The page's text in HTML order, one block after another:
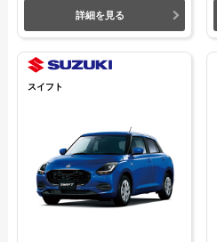
詳細を見る
スイフト